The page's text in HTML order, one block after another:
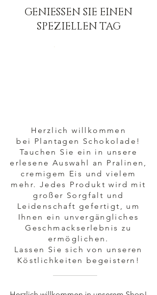
GENIESSEN SIE EINEN
SPEZIELLEN TAG
Herzlich willkommen
bei Plantagen Schokolade!
Tauchen Sie ein in unsere
erlesene Auswahl an Pralinen,
cremigem Eis und vielem
mehr. Jedes Produkt wird mit
großer Sorgfalt und
Leidenschaft gefertigt, um
Ihnen ein unvergängliches
Geschmackserlebnis zu
ermöglichen.
Lassen Sie sich von unseren
Köstlichkeiten begeistern!